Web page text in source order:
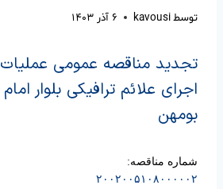
توسطkavousi ۶ آذر ۱۴۰۳
تجدید مناقصه عمومی
اجرای علائم ترافیکی بلوار
بومهن
شماره مناقصه:
۲۰۰۲۰۰۵۱۰۸۰۰۰۰۰۲